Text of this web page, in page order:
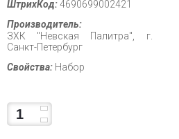
ШтрихКод:4690699002421
Производитель:
ЗХК "Невская Палитра", г.
Санкт-Петербург
Свойства: Набор